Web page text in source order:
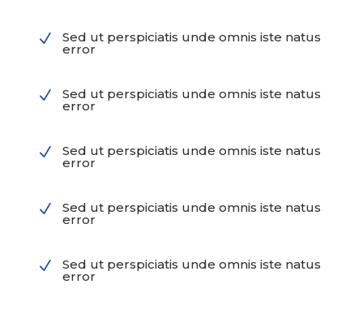
N Sed ut perspiciatis unde omnis iste natus
error
N Sed ut perspiciatis unde omnis iste natus
error
N Sed ut perspiciatis unde omnis iste natus
error
N Sed ut perspiciatis unde omnis iste natus
error
N Sed ut perspiciatis unde omnis iste natus
error